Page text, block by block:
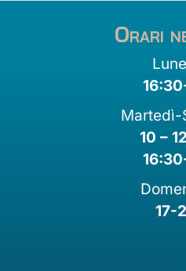
Orari
Martedì-
10 –
17-